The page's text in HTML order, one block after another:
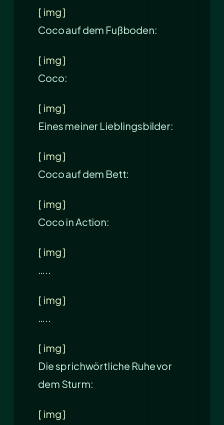
[ img ]
Coco auf dem Fußboden:
[ img ]
Coco:
[ img ]
Eines meiner Lieblingsbilder:
[ img ]
Coco auf dem Bett:
[ img ]
Coco in Action:
[ img ]
…..
[ img ]
…..
[ img ]
Die sprichwörtliche Ruhe vor
dem Sturm:
[ img ]